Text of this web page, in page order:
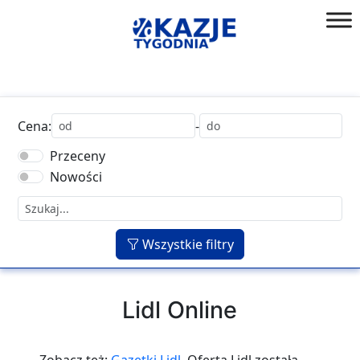
złap
Cena:
-
Przeceny
Nowości
Wszystkie filtry
Lidl Online